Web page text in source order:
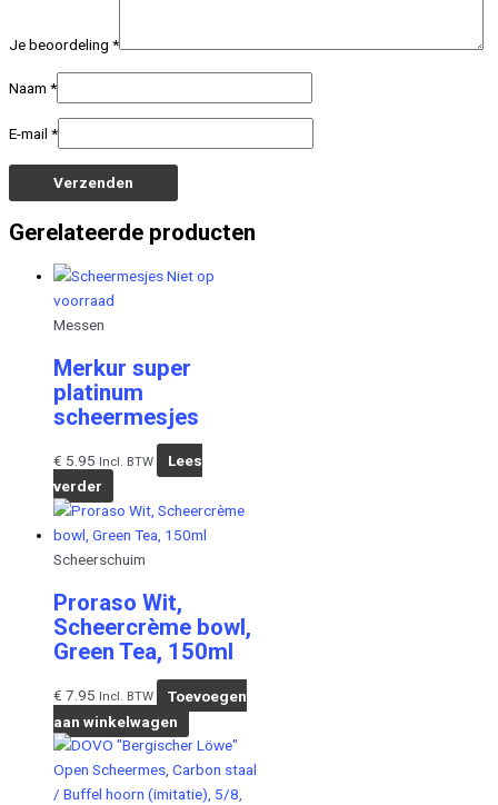
Je beoordeling *
Naam *
E-mail *
Gerelateerde producten
Niet op
voorraad
Messen
Merkur super
platinum
scheermesjes
€ 5.95 Incl. BTW
Lees
verder
Scheerschuim
Proraso Wit,
Scheercrème bowl,
Green Tea, 150ml
€ 7.95 Incl. BTW
Toevoegen
aan winkelwagen